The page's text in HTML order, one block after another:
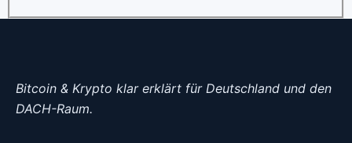
Bitcoin & Krypto klar erklärt für Deutschland und den
DACH-Raum.